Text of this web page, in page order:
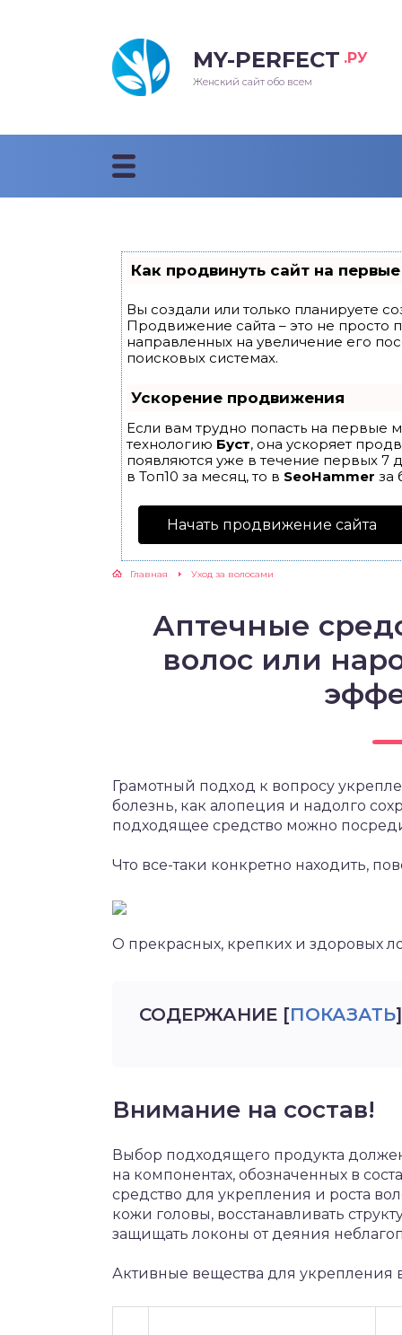
MY-PERFECT .РУ
Женский сайт обо всем
Как продвинуть сайт на
Вы создали или только планируете
Продвижение сайта – это не просто
направленных на увеличение его
поисковых системах.
Ускорение продвижения
Если вам трудно попасть на первые
технологию Буст, она ускоряет
появляются уже в течение первых 7
в Топ10 за месяц, то в SeoHammer за
Начать продвижение сайта
Главная Уход за волосами
Аптечные
волос или
Грамотный подход к вопросу
болезнь, как алопеция и надолго
подходящее средство можно
Что все-таки конкретно находить,
О прекрасных, крепких и здоровых
СОДЕРЖАНИЕ [ПОКАЗАТЬ]
Внимание на состав!
Выбор подходящего продукта
на компонентах, обозначенных в
средство для укрепления и роста
кожи головы, восстанавливать
защищать локоны от деяния
Активные вещества для укрепления
прически 2018
стрижки 2018